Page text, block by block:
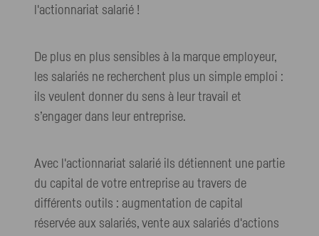
l'actionnariat salarié !
De plus en plus sensibles à la marque employeur,
les salariés ne recherchent plus un simple emploi :
ils veulent donner du sens à leur travail et
s’engager dans leur entreprise.
Avec l'actionnariat salarié ils détiennent une partie
du capital de votre entreprise au travers de
différents outils : augmentation de capital
réservée aux salariés, vente aux salariés d'actions